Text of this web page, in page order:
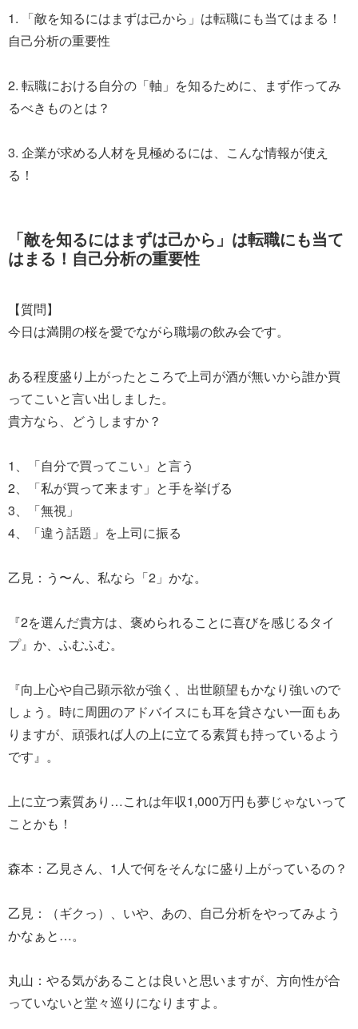
1. 「敵を知るにはまずは己から」は転職にも当てはまる！
自己分析の重要性
2. 転職における自分の「軸」を知るために、まず作ってみ
るべきものとは？
3. 企業が求める人材を見極めるには、こんな情報が使え
る！
「敵を知るにはまずは己から」は転職にも当て
はまる！自己分析の重要性
【質問】
今日は満開の桜を愛でながら職場の飲み会です。
ある程度盛り上がったところで上司が酒が無いから誰か買
ってこいと言い出しました。
貴方なら、どうしますか？
1、「自分で買ってこい」と言う
2、「私が買って来ます」と手を挙げる
3、「無視」
4、「違う話題」を上司に振る
乙見：う〜ん、私なら「2」かな。
『2を選んだ貴方は、褒められることに喜びを感じるタイ
プ』か、ふむふむ。
『向上心や自己顕示欲が強く、出世願望もかなり強いので
しょう。時に周囲のアドバイスにも耳を貸さない一面もあ
りますが、頑張れば人の上に立てる素質も持っているよう
です』。
上に立つ素質あり…これは年収1,000万円も夢じゃないって
ことかも！
森本：乙見さん、1人で何をそんなに盛り上がっているの？
乙見：（ギクっ）、いや、あの、自己分析をやってみよう
かなぁと…。
丸山：やる気があることは良いと思いますが、方向性が合
っていないと堂々巡りになりますよ。